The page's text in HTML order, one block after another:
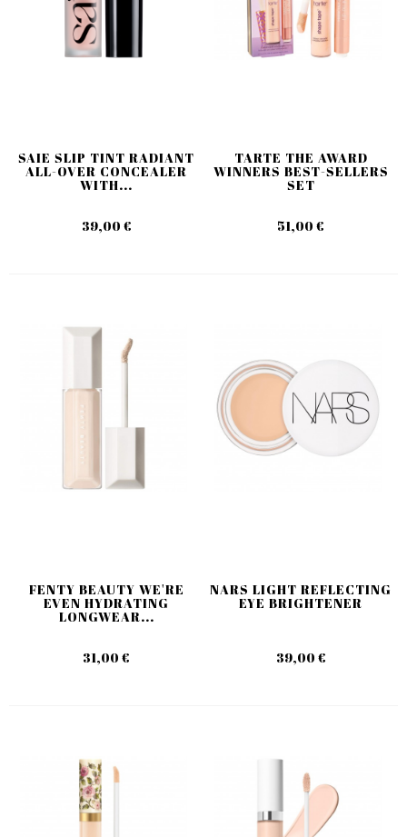
SAIE SLIP TINT RADIANT
ALL-OVER CONCEALER
WITH...
39,00 €
TARTE THE AWARD
WINNERS BEST-SELLERS
SET
51,00 €
FENTY BEAUTY WE'RE
EVEN HYDRATING
LONGWEAR...
31,00 €
NARS LIGHT REFLECTING
EYE BRIGHTENER
39,00 €